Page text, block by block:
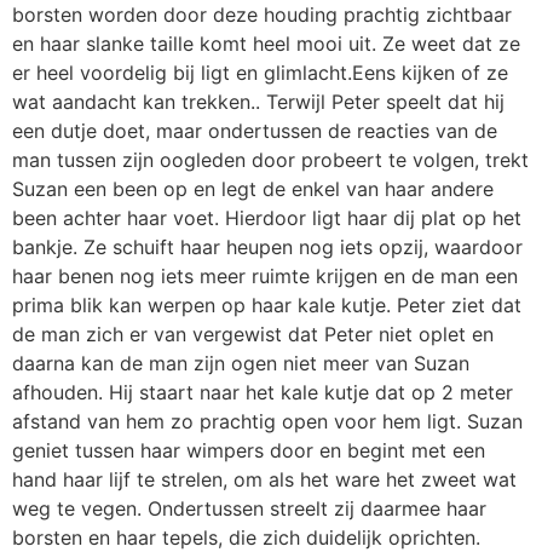
borsten worden door deze houding prachtig zichtbaar
en haar slanke taille komt heel mooi uit. Ze weet dat ze
er heel voordelig bij ligt en glimlacht.Eens kijken of ze
wat aandacht kan trekken.. Terwijl Peter speelt dat hij
een dutje doet, maar ondertussen de reacties van de
man tussen zijn oogleden door probeert te volgen, trekt
Suzan een been op en legt de enkel van haar andere
been achter haar voet. Hierdoor ligt haar dij plat op het
bankje. Ze schuift haar heupen nog iets opzij, waardoor
haar benen nog iets meer ruimte krijgen en de man een
prima blik kan werpen op haar kale kutje. Peter ziet dat
de man zich er van vergewist dat Peter niet oplet en
daarna kan de man zijn ogen niet meer van Suzan
afhouden. Hij staart naar het kale kutje dat op 2 meter
afstand van hem zo prachtig open voor hem ligt. Suzan
geniet tussen haar wimpers door en begint met een
hand haar lijf te strelen, om als het ware het zweet wat
weg te vegen. Ondertussen streelt zij daarmee haar
borsten en haar tepels, die zich duidelijk oprichten.